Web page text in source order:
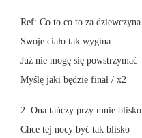
Ref: Co to co to za dziewczyna
Swoje ciało tak wygina
Już nie mogę się powstrzymać
Myślę jaki będzie finał / x2
2. Ona tańczy przy mnie blisko
Chce tej nocy być tak blisko